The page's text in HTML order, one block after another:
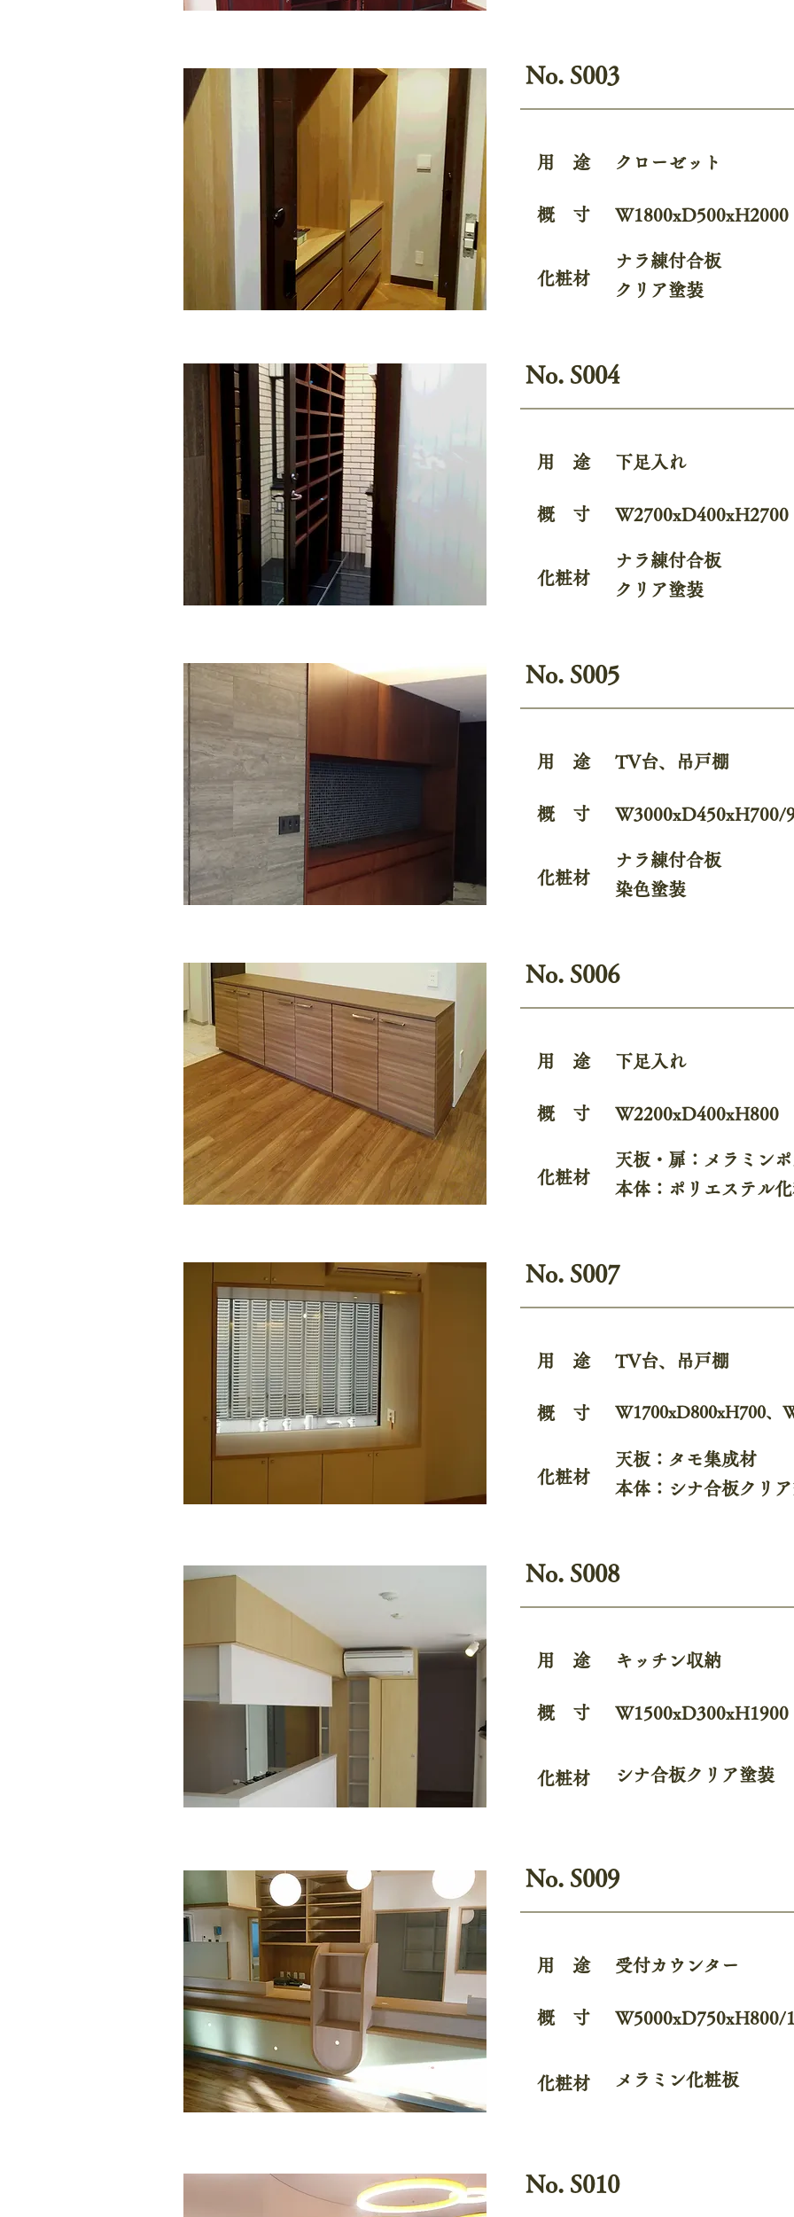
No. S003
用 途 クローゼット
概 寸 W1800xD500xH2000
化粧材
ナラ練付合板
クリア塗装
No. S004
用 途 下足入れ
概 寸 W2700xD400xH2700
化粧材
ナラ練付合板
クリア塗装
No. S005
用 途 TV台、吊戸棚
概 寸 W3000xD450xH700/
化粧材
ナラ練付合板
染色塗装
No. S006
用 途 下足入れ
概 寸 W2200xD400xH800
化粧材
天板・扉：メラミン
本体：ポリエステル
No. S007
用 途 TV台、吊戸棚
概 寸 W1700xD800xH700、
化粧材
天板：タモ集成材
本体：シナ合板クリ
No. S008
用 途 キッチン収納
概 寸 W1500xD300xH1900
化粧材 シナ合板クリア塗装
No. S009
用 途 受付カウンター
概 寸 W5000xD750xH800/
化粧材 メラミン化粧板
No. S010